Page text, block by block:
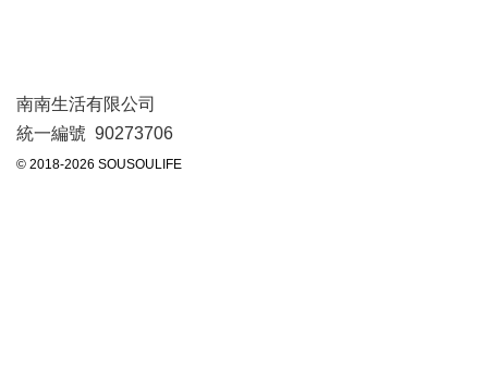
南南生活有限公司
統一編號 90273706
© 2018-2026 SOUSOULIFE